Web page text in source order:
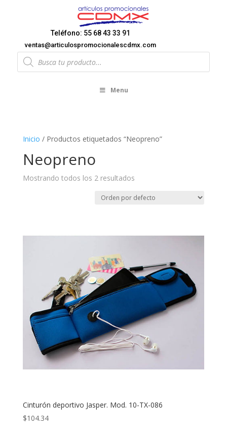
Teléfono: 55 68 43 33 91
ventas@articulospromocionalescdmx.com
Products
search
Menu
Inicio / Productos etiquetados “Neopreno”
Neopreno
Mostrando todos los 2 resultados
Cinturón deportivo Jasper. Mod. 10-TX-086
$104.34